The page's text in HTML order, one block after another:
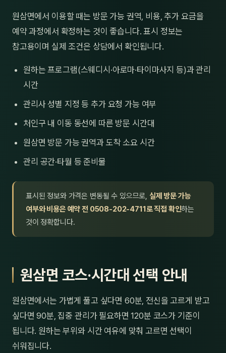
원삼면에서 이용할 때는 방문 가능 권역, 비용, 추가 요금을
예약 과정에서 확정하는 것이 좋습니다. 표시 정보는
참고용이며 실제 조건은 상담에서 확인됩니다.
원하는 프로그램(스웨디시·아로마·타이마사지 등)과 관리
시간
관리사 성별 지정 등 추가 요청 가능 여부
처인구 내 이동 동선에 따른 방문 시간대
원삼면 방문 가능 권역과 도착 소요 시간
관리 공간·타월 등 준비물
표시된 정보와 가격은 변동될 수 있으므로, 실제 방문 가능
여부와 비용은 예약 전 0508-202-4711로 직접 확인하는
것이 정확합니다.
원삼면 코스·시간대 선택 안내
원삼면에서는 가볍게 풀고 싶다면 60분, 전신을 고르게 받고
싶다면 90분, 집중 관리가 필요하면 120분 코스가 기준이
됩니다. 원하는 부위와 시간 여유에 맞춰 고르면 선택이
쉬워집니다.